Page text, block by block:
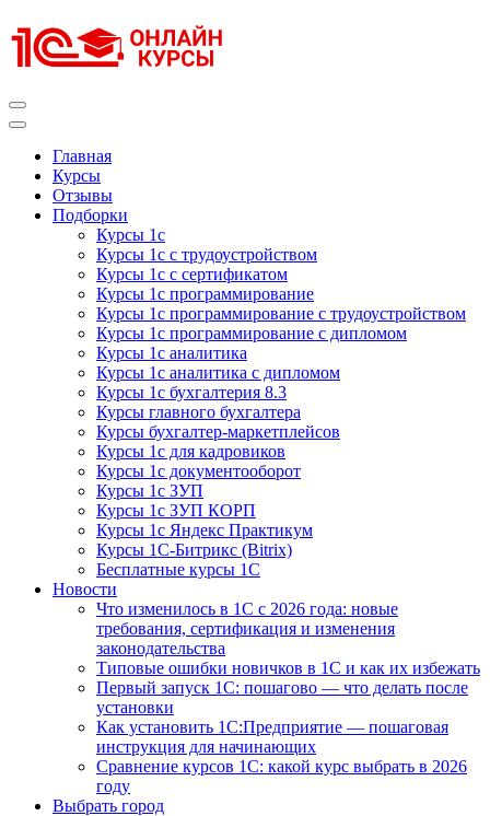
к
содержимому
Главная
Курсы
Отзывы
Подборки
Курсы 1с
Курсы 1с с трудоустройством
Курсы 1с с сертификатом
Курсы 1с программирование
Курсы 1с программирование с трудоустройством
Курсы 1с программирование с дипломом
Курсы 1с аналитика
Курсы 1с аналитика с дипломом
Курсы 1с бухгалтерия 8.3
Курсы главного бухгалтера
Курсы бухгалтер-маркетплейсов
Курсы 1с для кадровиков
Курсы 1с документооборот
Курсы 1с ЗУП
Курсы 1с ЗУП КОРП
Курсы 1с Яндекс Практикум
Курсы 1С-Битрикс (Bitrix)
Бесплатные курсы 1С
Новости
Что изменилось в 1С с 2026 года: новые
требования, сертификация и изменения
законодательства
Типовые ошибки новичков в 1С и как их избежать
Первый запуск 1С: пошагово — что делать после
установки
Как установить 1С:Предприятие — пошаговая
инструкция для начинающих
Сравнение курсов 1С: какой курс выбрать в 2026
году
Выбрать город